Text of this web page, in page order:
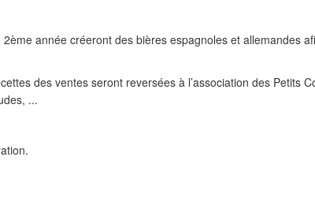
année créeront des bières espagnoles et allemandes
des ventes seront reversées à l’association des Petits
...